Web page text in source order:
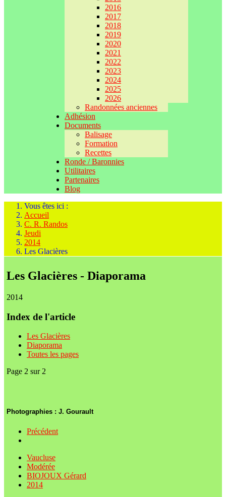
2016
2017
2018
2019
2020
2021
2022
2023
2024
2025
2026
Randonnées anciennes
Adhésion
Documents
Balisage
Formation
Recettes
Ronde / Baronnies
Utilitaires
Partenaires
Blog
Vous êtes ici :
Accueil
C. R. Randos
Jeudi
2014
Les Glacières
Les Glacières - Diaporama
2014
Index de l'article
Les Glacières
Diaporama
Toutes les pages
Page 2 sur 2
Photographies : J. Gourault
Précédent
Vaucluse
Modérée
BIOJOUX Gérard
2014